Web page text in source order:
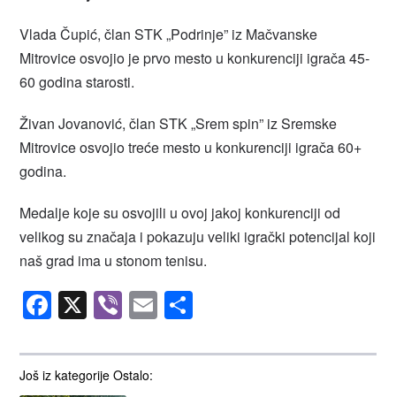
Još iz kategorije Ostalo:
Vlada Čupić, član STK „Podrinje” iz Mačvanske
Mitrovice osvojio je prvo mesto u konkurenciji igrača 45-
60 godina starosti.
Živan Jovanović, član STK „Srem spin” iz Sremske
Mitrovice osvojio treće mesto u konkurenciji igrača 60+
godina.
Medalje koje su osvojili u ovoj jakoj konkurenciji od
velikog su značaja i pokazuju veliki igrački potencijal koji
naš grad ima u stonom tenisu.
Facebook
X Viber
Email